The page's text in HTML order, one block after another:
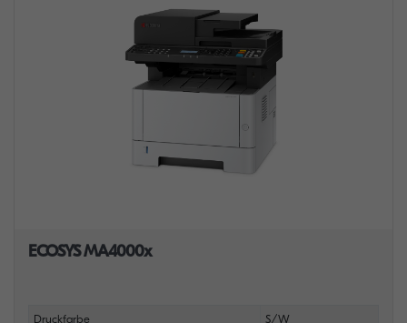
ECOSYS MA4000x
Druckfarbe S/W